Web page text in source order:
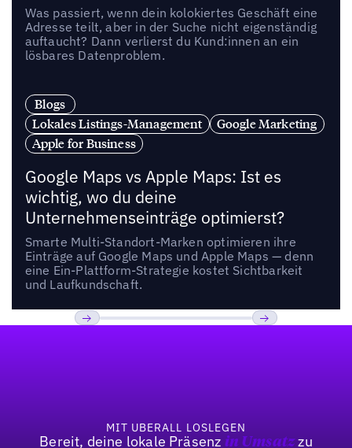
Was passiert, wenn dein kolokiertes Geschäft eine
Adresse teilt, aber in der Suche nicht eigenständig
auftaucht? Dann verlierst du Kund:innen an ein
lösbares Datenproblem.
Blogs
Lokales Listings-Management
Google Marketing
Apple for Business
Google Maps vs Apple Maps: Ist es
wichtig, wo du deine
Unternehmenseinträge optimierst?
Smarte Multi-Standort-Marken optimieren ihre
Einträge auf Google Maps und Apple Maps — denn
eine Ein-Plattform-Strategie kostet Sichtbarkeit
und Laufkundschaft.
MIT UBERALL LOSLEGEN
Bereit, deine lokale Präsenz in Umsatzzu